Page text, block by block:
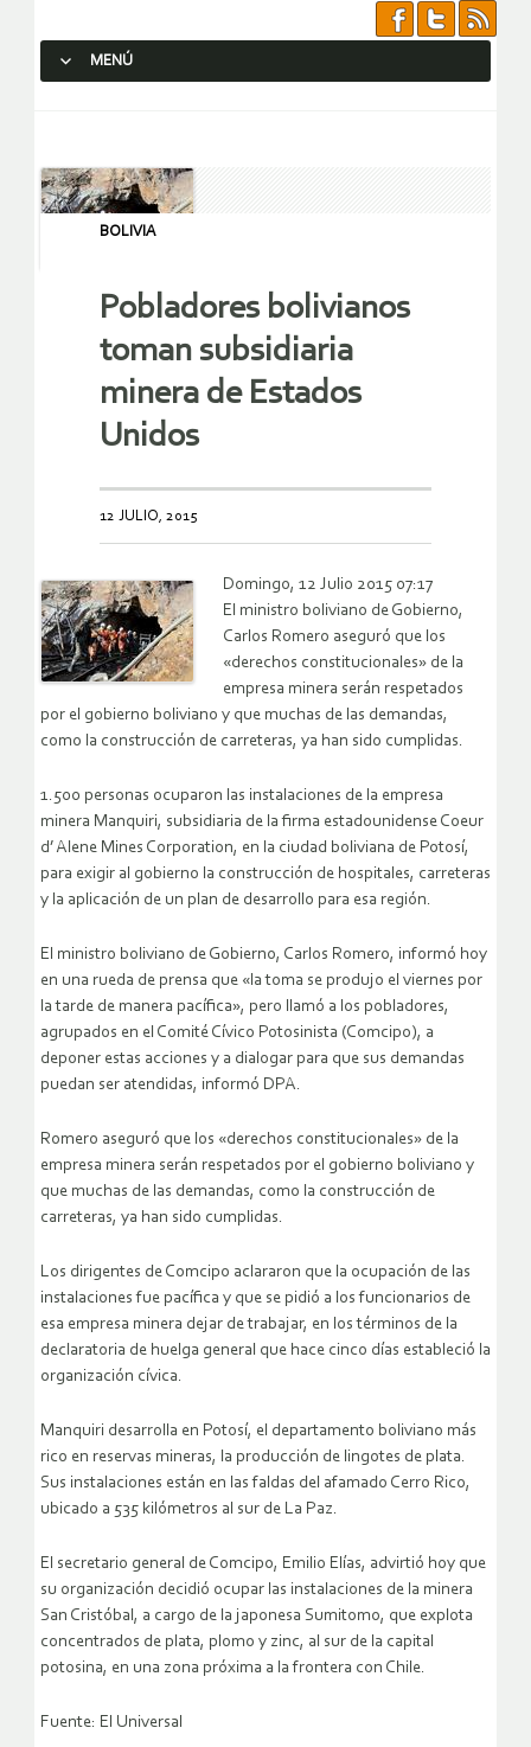
MENÚ
BOLIVIA
Pobladores bolivianos
toman subsidiaria
minera de Estados
Unidos
12 JULIO, 2015
Domingo, 12 Julio 2015 07:17
El ministro boliviano de Gobierno,
Carlos Romero aseguró que los
«derechos constitucionales» de la
empresa minera serán respetados
por el gobierno boliviano y que muchas de las demandas,
como la construcción de carreteras, ya han sido cumplidas.
1.500 personas ocuparon las instalaciones de la empresa
minera Manquiri, subsidiaria de la firma estadounidense Coeur
d’ Alene Mines Corporation, en la ciudad boliviana de Potosí,
para exigir al gobierno la construcción de hospitales, carreteras
y la aplicación de un plan de desarrollo para esa región.
El ministro boliviano de Gobierno, Carlos Romero, informó hoy
en una rueda de prensa que «la toma se produjo el viernes por
la tarde de manera pacífica», pero llamó a los pobladores,
agrupados en el Comité Cívico Potosinista (Comcipo), a
deponer estas acciones y a dialogar para que sus demandas
puedan ser atendidas, informó DPA.
Romero aseguró que los «derechos constitucionales» de la
empresa minera serán respetados por el gobierno boliviano y
que muchas de las demandas, como la construcción de
carreteras, ya han sido cumplidas.
Los dirigentes de Comcipo aclararon que la ocupación de las
instalaciones fue pacífica y que se pidió a los funcionarios de
esa empresa minera dejar de trabajar, en los términos de la
declaratoria de huelga general que hace cinco días estableció la
organización cívica.
Manquiri desarrolla en Potosí, el departamento boliviano más
rico en reservas mineras, la producción de lingotes de plata.
Sus instalaciones están en las faldas del afamado Cerro Rico,
ubicado a 535 kilómetros al sur de La Paz.
El secretario general de Comcipo, Emilio Elías, advirtió hoy que
su organización decidió ocupar las instalaciones de la minera
San Cristóbal, a cargo de la japonesa Sumitomo, que explota
concentrados de plata, plomo y zinc, al sur de la capital
potosina, en una zona próxima a la frontera con Chile.
Fuente: El Universal